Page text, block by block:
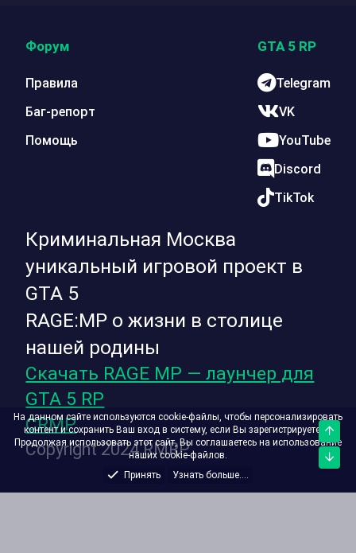
Криминальная Москва
уникальный игровой проект в
GTA 5
RAGE:MP о жизни в столице
нашей родины
Скачать RAGE MP — лаунчер для
GTA 5 RP
CRMP
Copyright 2024 RMRP
Форум
Правила
Баг-репорт
Помощь
GTA 5 RP
Telegram
VK
YouTube
Discord
TikTok
На данном сайте используются cookie-файлы, чтобы персонализировать
контент и сохранить Ваш вход в систему, если Вы зарегистрируетесь.
Продолжая использовать этот сайт, Вы соглашаетесь на использование
наших cookie-файлов.
Принять
Узнать больше....
Верх
Низ